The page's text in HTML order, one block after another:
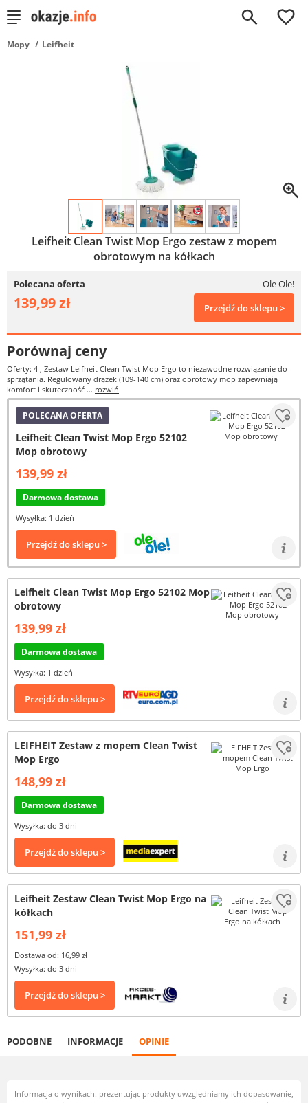
0
Mopy Leifheit
Leifheit Clean Twist Mop Ergo zestaw z mopem
obrotowym na kółkach
Polecana oferta Ole Ole!
139,99 zł Przejdź do sklepu >
Porównaj ceny
Oferty: 4 , Zestaw Leifheit Clean Twist Mop Ergo to niezawodne rozwiązanie do
sprzątania. Regulowany drążek (109-140 cm) oraz obrotowy mop zapewniają
komfort i skuteczność ... rozwiń
POLECANA OFERTA
Leifheit Clean Twist Mop Ergo 52102
Mop obrotowy
139,99 zł
Darmowa dostawa
Wysyłka: 1 dzień
Przejdź do sklepu >
Leifheit Clean Twist Mop Ergo 52102 Mop
obrotowy
139,99 zł
Darmowa dostawa
Wysyłka: 1 dzień
Przejdź do sklepu >
LEIFHEIT Zestaw z mopem Clean Twist
Mop Ergo
148,99 zł
Darmowa dostawa
Wysyłka: do 3 dni
Przejdź do sklepu >
Leifheit Zestaw Clean Twist Mop Ergo na
kółkach
151,99 zł
Dostawa od: 16,99 zł
Wysyłka: do 3 dni
Przejdź do sklepu >
PODOBNE INFORMACJE OPINIE
Informacja o wynikach: prezentując produkty uwzględniamy ich dopasowanie,